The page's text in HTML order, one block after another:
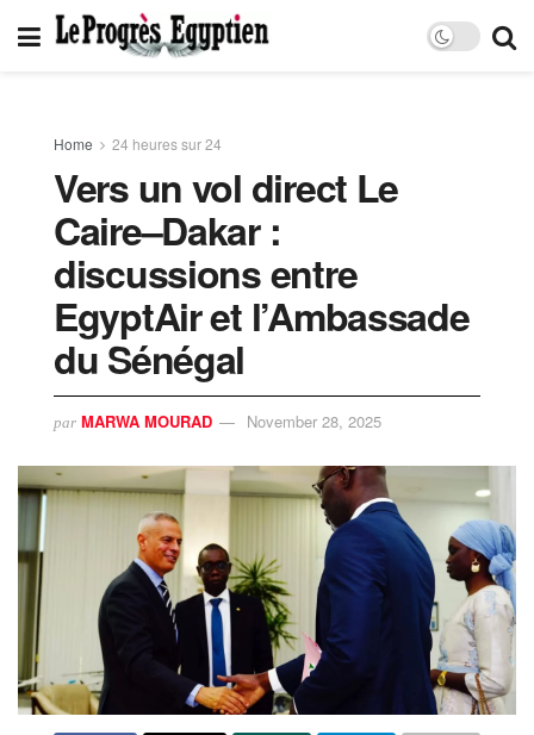
Home 24 heures sur 24
Vers un vol direct Le
Caire–Dakar :
discussions entre
EgyptAir et l’Ambassade
du Sénégal
par MARWA MOURAD November 28, 2025